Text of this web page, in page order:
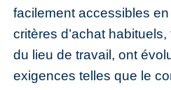
facilement accessibles
critères d’achat
du lieu de travail, ont
exigences telles que le